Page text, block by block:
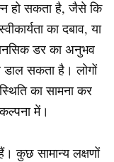
हो सकता है, जैसे कि
का दबाव, या
डर का अनुभव
डाल सकता है। लोगों
का सामना कर
में।
कुछ सामान्य लक्षणों